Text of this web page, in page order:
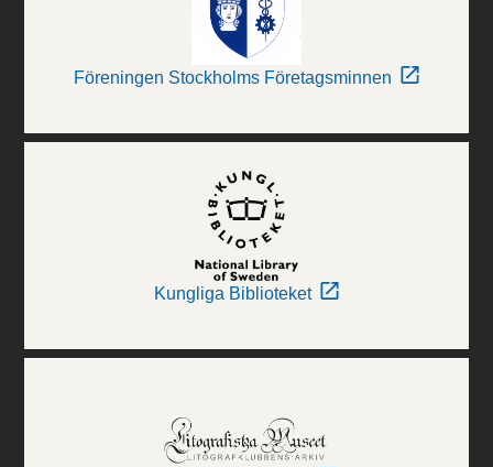
Föreningen Stockholms Företagsminnen
Kungliga Biblioteket